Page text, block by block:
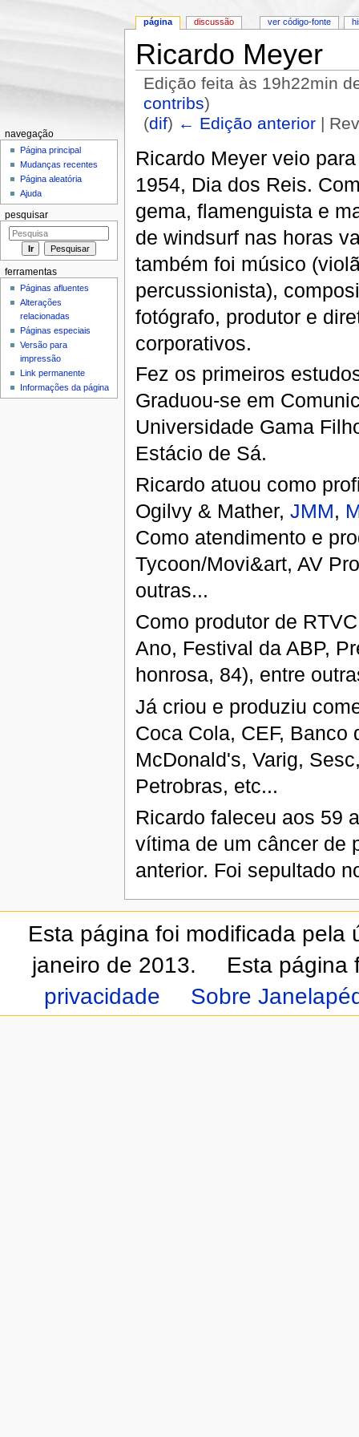
Ricardo Meyer
Edição feita às 19h22min
contribs)
(dif) ← Edição anterior |
Ricardo Meyer veio
1954, Dia dos Reis.
gema, flamenguista e
de windsurf nas horas
também foi músico
percussionista),
fotógrafo, produtor e
corporativos.
Fez os primeiros
Graduou-se em
Universidade Gama
Estácio de Sá.
Ricardo atuou como
Ogilvy & Mather, JMM,
Como atendimento e
Tycoon/Movi&art, AV
outras...
Como produtor de
Ano, Festival da ABP,
honrosa, 84), entre
Já criou e produziu
Coca Cola, CEF,
McDonald's, Varig,
Petrobras, etc...
Ricardo faleceu aos 59
vítima de um câncer de
anterior. Foi sepultado
página discussão ver código-fonte
navegação
Página principal
Mudanças recentes
Página aleatória
Ajuda
pesquisar
ferramentas
Páginas afluentes
Alterações
relacionadas
Páginas especiais
Versão para
impressão
Link permanente
Informações da página
Esta página foi modificada pela
janeiro de 2013.
Esta página
privacidade
Sobre